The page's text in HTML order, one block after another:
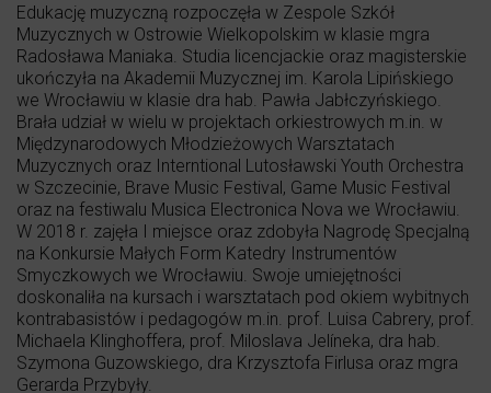
Edukację muzyczną rozpoczęła w Zespole Szkół
Muzycznych w Ostrowie Wielkopolskim w klasie mgra
Radosława Maniaka. Studia licencjackie oraz magisterskie
ukończyła na Akademii Muzycznej im. Karola Lipińskiego
we Wrocławiu w klasie dra hab. Pawła Jabłczyńskiego.
Brała udział w wielu w projektach orkiestrowych m.in. w
Międzynarodowych Młodzieżowych Warsztatach
Muzycznych oraz Interntional Lutosławski Youth Orchestra
w Szczecinie, Brave Music Festival, Game Music Festival
oraz na festiwalu Musica Electronica Nova we Wrocławiu.
W 2018 r. zajęła I miejsce oraz zdobyła Nagrodę Specjalną
na Konkursie Małych Form Katedry Instrumentów
Smyczkowych we Wrocławiu. Swoje umiejętności
doskonaliła na kursach i warsztatach pod okiem wybitnych
kontrabasistów i pedagogów m.in. prof. Luisa Cabrery, prof.
Michaela Klinghoffera, prof. Miloslava Jelíneka, dra hab.
Szymona Guzowskiego, dra Krzysztofa Firlusa oraz mgra
Gerarda Przybyły.